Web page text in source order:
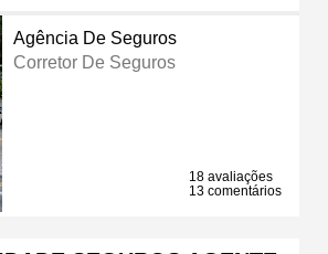
Agência De Seguros
Corretor De Seguros
18 avaliações
13 comentários